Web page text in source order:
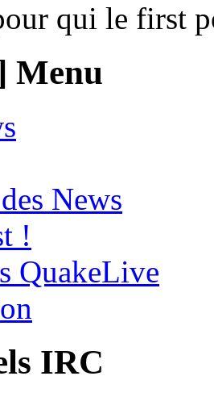
qui le first
Menu
News
!
QuakeLive
IRC